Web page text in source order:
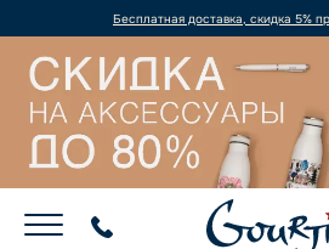
Бесплатная доставка, скидка 5%